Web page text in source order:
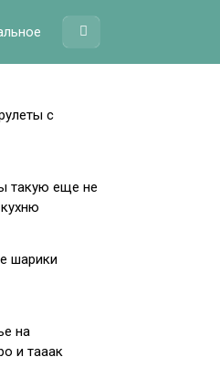
с
такую еще не
шарики
на
и тааак